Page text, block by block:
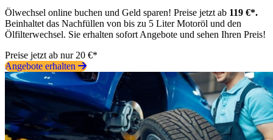
Ölwechsel online buchen und Geld sparen! Preise jetzt ab 119 €*.
Beinhaltet das Nachfüllen von bis zu 5 Liter Motoröl und den
Ölfilterwechsel. Sie erhalten sofort Angebote und sehen Ihren Preis!
Preise jetzt ab nur 20 €*
Angebote erhalten